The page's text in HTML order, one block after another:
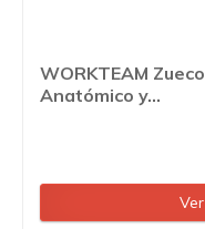
WORKTEAM
Anatómico y...